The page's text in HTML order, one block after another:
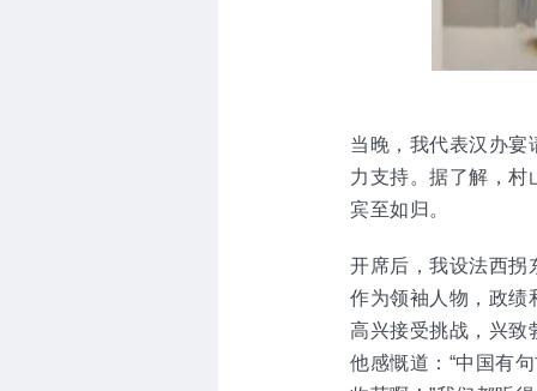
当晚，我代表汉办宴
力支持。据了解，村
宾至如归。
开席后，我设法西拐
作为领袖人物，政绩
高兴接受挑战，兴致
他感慨道：“中国有